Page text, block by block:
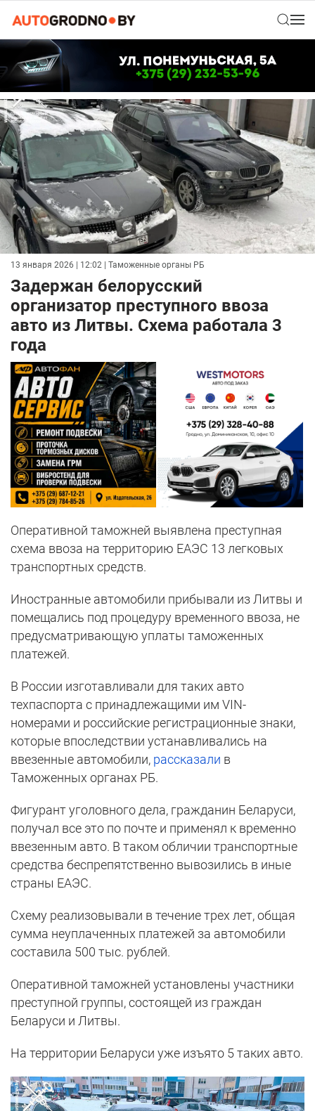
13 января 2026 | 12:02 | Таможенные органы РБ
Задержан белорусский
организатор преступного ввоза
авто из Литвы. Схема работала 3
года
Оперативной таможней выявлена преступная
схема ввоза на территорию ЕАЭС 13 легковых
транспортных средств.
Иностранные автомобили прибывали из Литвы и
помещались под процедуру временного ввоза, не
предусматривающую уплаты таможенных
платежей.
В России изготавливали для таких авто
техпаспорта с принадлежащими им VIN-
номерами и российские регистрационные знаки,
которые впоследствии устанавливались на
ввезенные автомобили, рассказали в
Таможенных органах РБ.
Фигурант уголовного дела, гражданин Беларуси,
получал все это по почте и применял к временно
ввезенным авто. В таком обличии транспортные
средства беспрепятственно вывозились в иные
страны ЕАЭС.
Схему реализовывали в течение трех лет, общая
сумма неуплаченных платежей за автомобили
составила 500 тыс. рублей.
Оперативной таможней установлены участники
преступной группы, состоящей из граждан
Беларуси и Литвы.
На территории Беларуси уже изъято 5 таких авто.